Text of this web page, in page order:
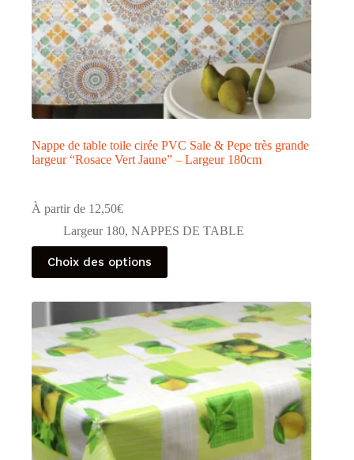
Nappe de table toile cirée PVC Sale & Pepe très grande
largeur “Rosace Vert Jaune” – Largeur 180cm
À partir de 12,50€
Largeur 180, NAPPES DE TABLE
Choix des options
Ce
produit
a
Les
options
peuvent
être
choisies
sur
la
page
du
produit